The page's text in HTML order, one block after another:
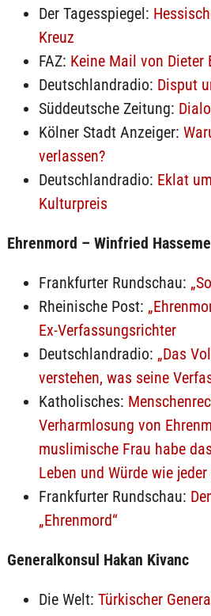
Der Tagesspiegel:
Kreuz
FAZ: Keine Mail von Dieter
Deutschlandradio: Disput
Süddeutsche Zeitung:
Kölner Stadt Anzeiger:
verlassen?
Deutschlandradio: Eklat
Kulturpreis
Ehrenmord – Winfried
Frankfurter Rundschau:
Rheinische Post:
Ex-Verfassungsrichter
Deutschlandradio: „Das
verstehen, was seine
Katholisches:
Verharmlosung von
muslimische Frau habe
Leben und Würde wie
Frankfurter Rundschau:
„Ehrenmord“
Generalkonsul Hakan Kivanc
Die Welt: Türkischer